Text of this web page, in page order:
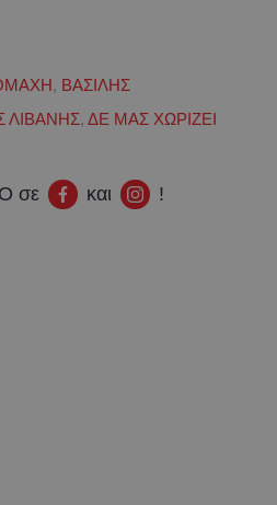
, ΒΑΣΙΛΗΣ
ΛΙΒΑΝΗΣ, ΔΕ ΜΑΣ ΧΩΡΙΖΕΙ
σε και !